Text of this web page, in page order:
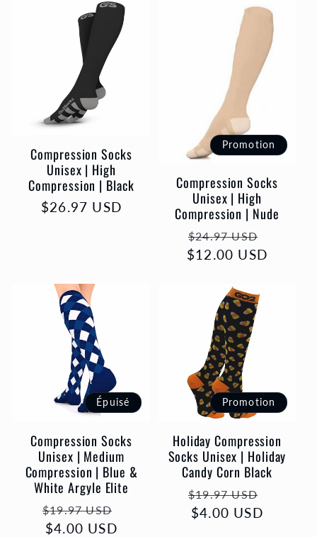
Compression Socks
Unisex | High
Compression | Black
Prix
$26.97 USD
Promotion
Compression Socks
Unisex | High
Compression | Nude
Prix
habituel
$24.97 USD
$12.00 USD
Épuisé
Compression Socks
Unisex | Medium
Compression | Blue &
White Argyle Elite
Prix
habituel
$19.97 USD
$4.00 USD
Promotion
Holiday Compression
Socks Unisex | Holiday
Candy Corn Black
Prix
habituel
$19.97 USD
$4.00 USD